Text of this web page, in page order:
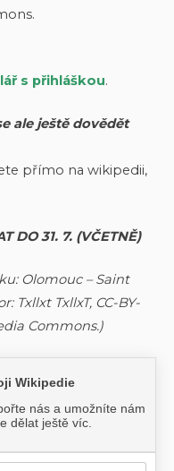
s přihláškou.
ale ještě dovědět
přímo na wikipedii,
DO 31. 7. (VČETNĚ)
Olomouc – Saint
Txllxt TxllxT, CC-BY-
Commons.)